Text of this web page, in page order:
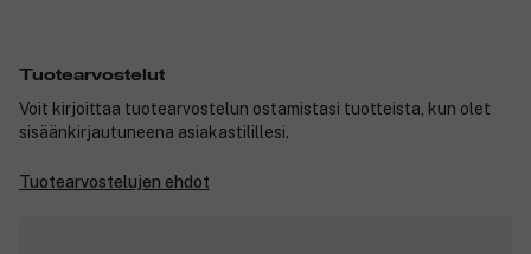
Tuotearvostelut
Voit kirjoittaa tuotearvostelun ostamistasi tuotteista, kun olet
sisäänkirjautuneena asiakastilillesi.
Tuotearvostelujen ehdot